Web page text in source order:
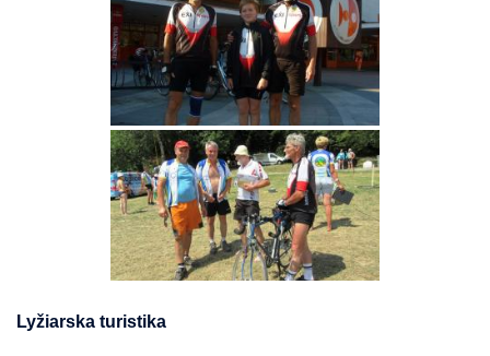
Lyžiarska turistika